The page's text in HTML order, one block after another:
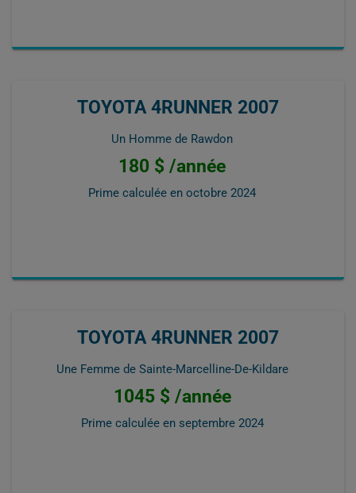
TOYOTA 4RUNNER 2007
Un Homme de Rawdon
180 $ /année
Prime calculée en octobre 2024
TOYOTA 4RUNNER 2007
Une Femme de Sainte-Marcelline-De-Kildare
1045 $ /année
Prime calculée en septembre 2024